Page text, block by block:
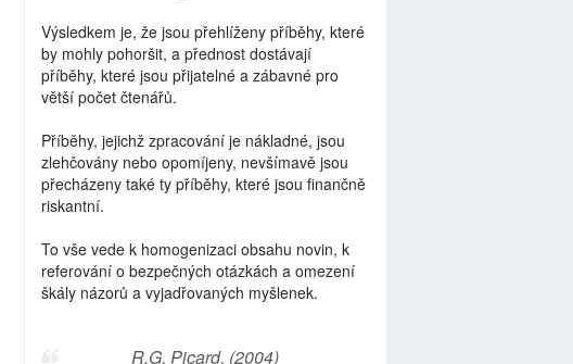
Výsledkem je, že jsou přehlíženy příběhy, které
by mohly pohoršit, a přednost dostávají
příběhy, které jsou přijatelné a zábavné pro
větší počet čtenářů.
Příběhy, jejichž zpracování je nákladné, jsou
zlehčovány nebo opomíjeny, nevšímavě jsou
přecházeny také ty příběhy, které jsou finančně
riskantní.
To vše vede k homogenizaci obsahu novin, k
referování o bezpečných otázkách a omezení
škály názorů a vyjadřovaných myšlenek.
R.G. Picard, (2004)